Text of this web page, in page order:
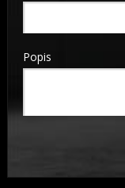
Popis